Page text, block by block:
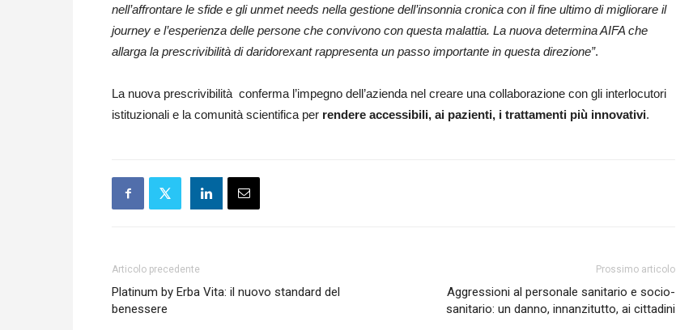
nell’affrontare le sfide e gli unmet needs nella gestione dell’insonnia cronica con il fine ultimo di migliorare il
journey e l’esperienza delle persone che convivono con questa malattia. La nuova determina AIFA che
allarga la prescrivibilità di daridorexant rappresenta un passo importante in questa direzione”.
La nuova prescrivibilità conferma l’impegno dell’azienda nel creare una collaborazione con gli interlocutori
istituzionali e la comunità scientifica per rendere accessibili, ai pazienti, i trattamenti più innovativi.
Articolo precedente
Platinum by Erba Vita: il nuovo standard del
benessere
Prossimo articolo
Aggressioni al personale sanitario e socio-
sanitario: un danno, innanzitutto, ai cittadini